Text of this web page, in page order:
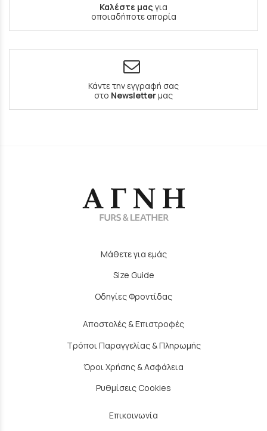
Καλέστε μας για
οποιαδήποτε απορία
Κάντε την εγγραφή σας
στο Newsletterμας
Μάθετε για εμάς
Size Guide
Οδηγίες Φροντίδας
Αποστολές & Επιστροφές
Τρόποι Παραγγελίας & Πληρωμής
Όροι Χρήσης & Ασφάλεια
Ρυθμίσεις Cookies
Επικοινωνία